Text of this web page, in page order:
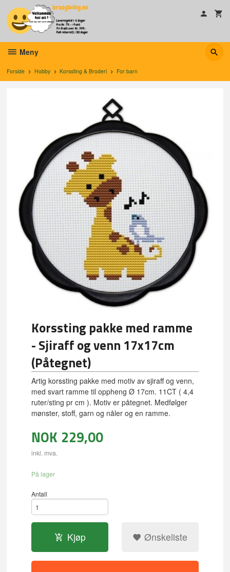
innholdet
Meny
Forside Hobby Korssting & Broderi For barn
Korssting pakke med ramme
- Sjiraff og venn 17x17cm
(Påtegnet)
Artig korssting pakke med motiv av sjiraff og venn,
med svart ramme til oppheng Ø 17cm. 11CT ( 4,4
ruter/sting pr cm ). Motiv er påtegnet. Medfølger
mønster, stoff, garn og nåler og en ramme.
NOK 229,00
inkl. mva.
På lager
Antall
Kjøp Ønskeliste